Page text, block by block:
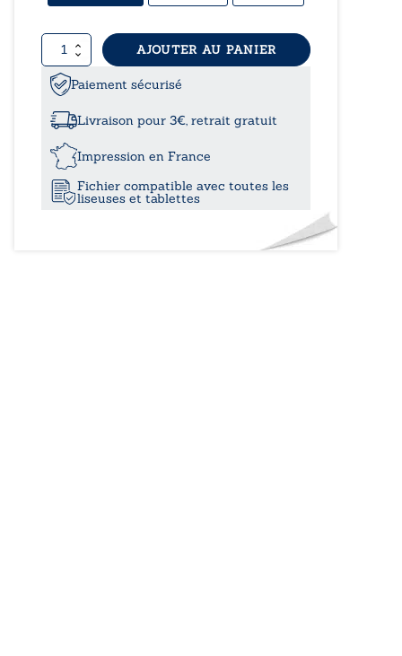
8,49€
quantité
de
Le
musée
des
AJOUTER AU PANIER
Paiement sécurisé
Livraison pour 3€, retrait gratuit
Impression en France
Fichier compatible avec toutes les
liseuses et tablettes